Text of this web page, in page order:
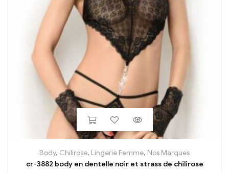
Body, Chilirose, Lingerie Femme, Nos Marques
cr-3882 body en dentelle noir et strass de chilirose